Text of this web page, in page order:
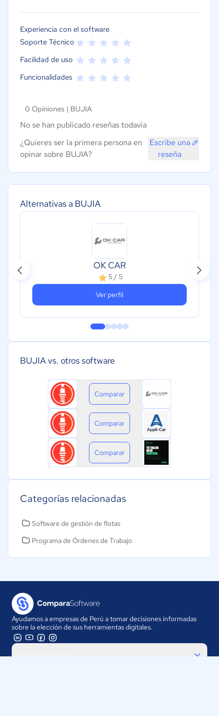
Alternativas a BUJIA
OK CAR
5 / 5
Ver perfil
BUJIA vs. otros software
Comparar
Comparar
Comparar
Categorías relacionadas
Software de gestión de flotas
Programa de Órdenes de Trabajo
Experiencia con el software
Soporte Técnico
Facilidad de uso
Funcionalidades
0 Opiniones | BUJIA
No se han publicado reseñas todavía
¿Quieres ser la primera persona en
opinar sobre BUJIA?
Escribe una
reseña
Ayudamos a empresas de Perú a tomar decisiones informadas
sobre la elección de sus herramientas digitales.